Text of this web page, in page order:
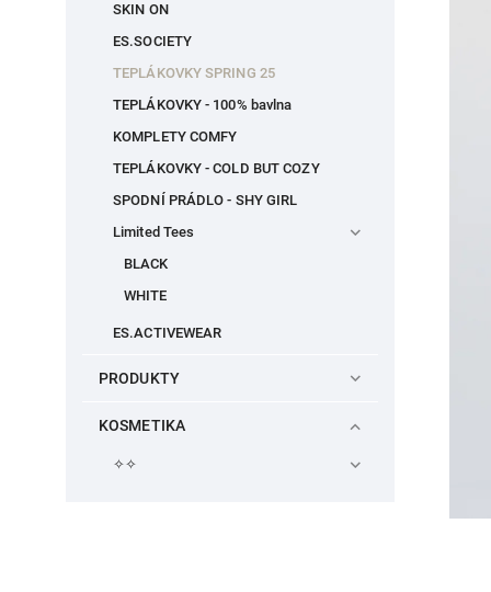
SKIN ON
ES.SOCIETY
TEPLÁKOVKY SPRING 25
TEPLÁKOVKY - 100% bavlna
KOMPLETY COMFY
TEPLÁKOVKY - COLD BUT COZY
SPODNÍ PRÁDLO - SHY GIRL
Limited Tees
BLACK
WHITE
ES.ACTIVEWEAR
PRODUKTY
KOSMETIKA
✧✧